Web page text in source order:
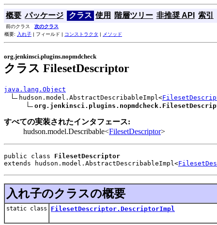
概要 パッケージ クラス 使用 階層ツリー 非推奨 API 索引
前のクラス 次のクラス
概要: 入れ子 | フィールド | コンストラクタ | メソッド
org.jenkinsci.plugins.nopmdcheck
クラス FilesetDescriptor
java.lang.Object
hudson.model.AbstractDescribableImpl<
すべての実装されたインタフェース:
hudson.model.Describable<FilesetDescriptor>
public class FilesetDescriptor
extends hudson.model.AbstractDescribableImpl<
入れ子のクラスの概要
static class FilesetDescriptor.DescriptorImpl